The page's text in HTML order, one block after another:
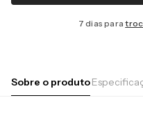
7 dias para
Sobre o produto